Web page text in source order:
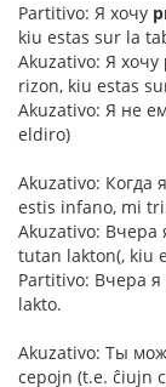
Partitivo: Я хочу
kiu estas sur la
Akuzativo: Я хочу
rizon, kiu estas
Akuzativo: Я не ем
eldiro)
Akuzativo: Когда
estis infano, mi
Akuzativo: Вчера
tutan lakton(, kiu
Partitivo: Вчера
lakto.
Akuzativo: Ты
cepojn (t.e. ĉiujn